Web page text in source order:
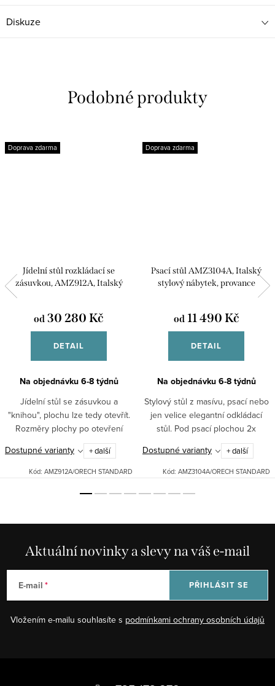
Diskuze
Doprava zdarma
Jídelní stůl rozkládací se
zásuvkou, AMZ912A, Italský
od 30 280 Kč
DETAIL
Na objednávku 6-8 týdnů
Jídelní stůl se zásuvkou a
"knihou", plochu lze tedy otevřít.
Rozměry plochy po otevření
100x200 cm. Materiál masív.
Možné dodat v různých
odstínech: bílá patina, černá...
Dostupné varianty + další
Kód: AMZ912A/ORECH STANDARD
Doprava zdarma
Psací stůl AMZ3104A, Italský
stylový nábytek, provance
od11 490 Kč
DETAIL
Na objednávku 6-8 týdnů
Stylový stůl z masívu, psací nebo
jen velice elegantní odkládací
stůl. Pod psací plochou 2x
zásuvka. Možné dodat v různých
odstínech: bílá patina, černá
patina, ořech.Pro jiná...
Dostupné varianty + další
Kód: AMZ3104A/ORECH STANDARD
Aktuální novinky a slevy na váš e-mail
E-mail
Vložením e-mailu souhlasíte s podmínkami ochrany osobních údajů
PŘIHLÁSIT SE